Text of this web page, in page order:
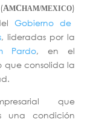
(AMCHAM/MEXICO)
Gobierno de
, lideradas por la
Pardo, en el
que consolida la
que
una condición